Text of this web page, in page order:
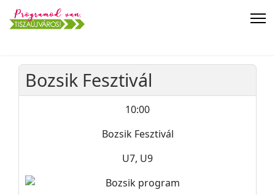
Bozsik Fesztivál
10:00
Bozsik Fesztivál
U7, U9